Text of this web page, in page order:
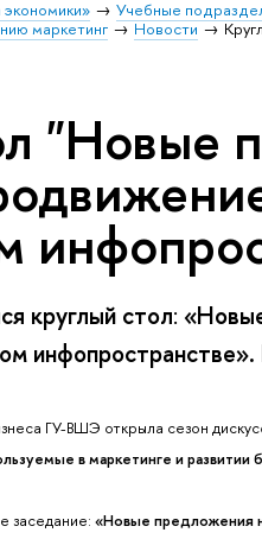
Учебные
маркетинг Новости
"Новые
круглый стол:
инфопространстве».
ГУ-ВШЭ открыла сезон
в маркетинге и развитии
заседание:«Новые предложения